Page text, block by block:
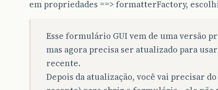
em propriedades ==> formatterFactory,
Esse formulário GUI vem de uma versão
mas agora precisa ser atualizado para
recente.
Depois da atualização, você vai precisar do